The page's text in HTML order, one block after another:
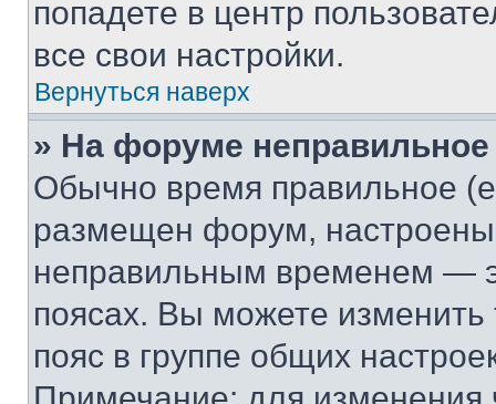
попадете в центр
все свои настройки.
Вернуться наверх
» На форуме
Обычно время правильное
размещен форум, настроены
неправильным временем —
поясах. Вы можете изменить
пояс в группе общих